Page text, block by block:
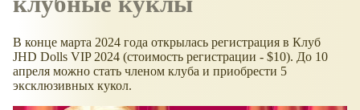
В конце марта 2024 года открылась регистрация в Клуб
JHD Dolls VIP 2024 (стоимость регистрации - $10). До 10
апреля можно стать членом клуба и приобрести 5
эксклюзивных кукол.